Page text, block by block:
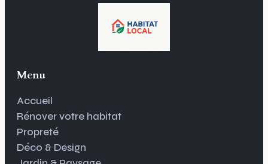
Menu
Accueil
Rénover votre habitat
Propreté
Déco & Design